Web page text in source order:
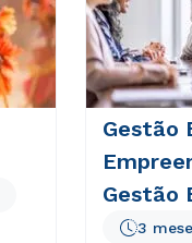
Gestão
Gestão
3